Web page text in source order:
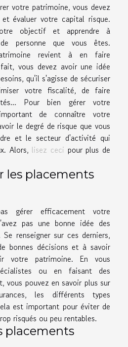
votre patrimoine, vous devez
évaluer votre capital risque.
objectif et apprendre à
personne que vous êtes.
revient à en faire
vous devez avoir une idée
qu'il s'agisse de sécuriser
votre fiscalité, de faire
Pour bien gérer votre
de connaître votre
le degré de risque que vous
et le secteur d'activité qui
Alors, lisez ceci pour plus de
les placements
gérer efficacement votre
pas une bonne idée des
renseigner sur ces derniers,
bonnes décisions et à savoir
votre patrimoine. En vous
ou en faisant des
vous pouvez en savoir plus sur
les différents types
est important pour éviter de
risqués ou peu rentables.
placements